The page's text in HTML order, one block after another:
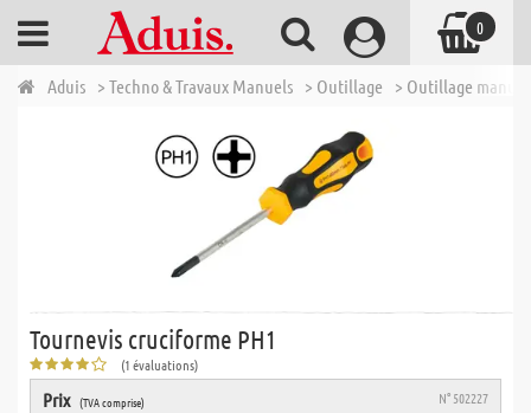
Aduis > Techno & Travaux Manuels > Outillage > Outillage manuel
Tournevis cruciforme PH1
(1 évaluations)
Prix (TVA comprise) N° 502227
0